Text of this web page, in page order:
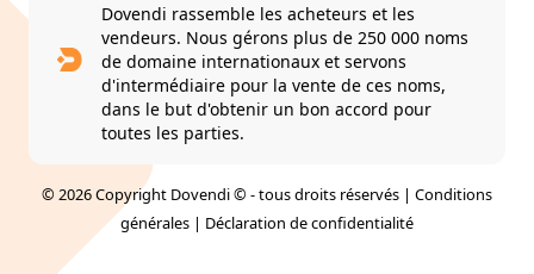
Dovendi rassemble les acheteurs et les
vendeurs. Nous gérons plus de 250 000 noms
de domaine internationaux et servons
d'intermédiaire pour la vente de ces noms,
dans le but d'obtenir un bon accord pour
toutes les parties.
© 2026 Copyright Dovendi © - tous droits réservés | Conditions
générales | Déclaration de confidentialité